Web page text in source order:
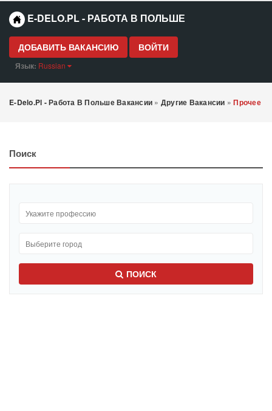
E-DELO.PL - РАБОТА В ПОЛЬШЕ
ДОБАВИТЬ ВАКАНСИЮ ВОЙТИ
Язык: Russian
E-Delo.pl - Работа В Польше Вакансии » Другие Вакансии »Прочее
Поиск
ПОИСК